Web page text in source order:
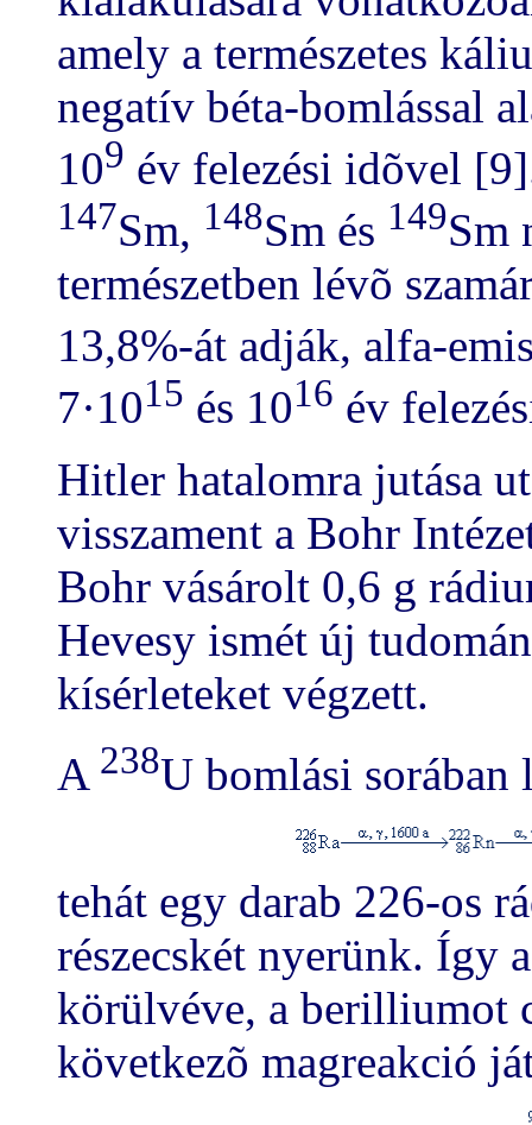
amely a természetes
negatív béta-bomlással
109 év felezési idõvel
147Sm, 148Sm és 149Sm
természetben lévõ
13,8%-át adják, alfa-
7·1015 és 1016 év
Hitler hatalomra jutása
visszament a Bohr
Bohr vásárolt 0,6 g
Hevesy ismét új
kísérleteket végzett.
A 238U bomlási
tehát egy darab 226-os
részecskét nyerünk. Így
körülvéve, a berilliumot
következõ magreakció